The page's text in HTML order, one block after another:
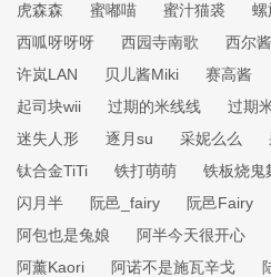
虎森森
蜜嘟喵 蜜汁猫裘 螺
西呱呀呀呀
西园寺南歌 西尔酱
许岚LAN
贝儿酱Miki 赛高酱
起司块wii
过期的米线线 过期
迷失人形
逐月su 采妮么么
钛合金TiTi
铁打萌萌 铁板烧鬼
闪月半
阮邑_fairy 阮邑Fairy
阿包也是兔娘
阿半今天很开心
阿薰Kaori
阿诺不是施瓦辛戈